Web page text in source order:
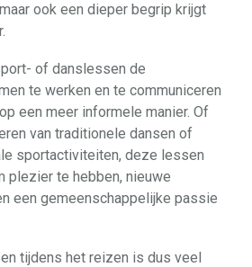
ook een dieper begrip krijgt
of danslessen de
te werken en te communiceren
een meer informele manier. Of
van traditionele dansen of
sportactiviteiten, deze lessen
plezier te hebben, nieuwe
een gemeenschappelijke passie
tijdens het reizen is dus veel